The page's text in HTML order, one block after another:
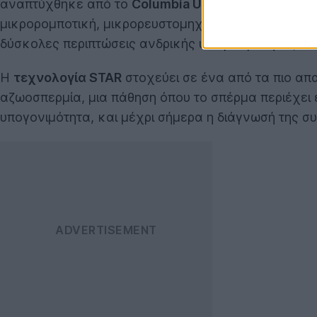
αναπτύχθηκε από το Columbia University Fertility
μικρορομποτική, μικρορευστομηχανική και
δύσκολες περιπτώσεις ανδρικής υπογονιμότητας.
Η τεχνολογία STAR στοχεύει σε ένα από τα πιο
αζωοσπερμία, μια πάθηση όπου το σπέρμα
υπογονιμότητα, και μέχρι σήμερα η διάγνωσή της